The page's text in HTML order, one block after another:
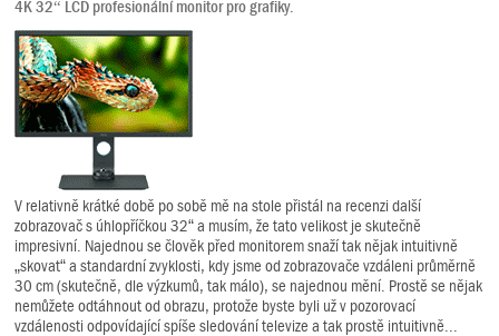
4K 32“ LCD profesionální monitor pro grafiky.
V relativně krátké době po sobě mě na stole přistál na recenzi další
zobrazovač s úhlopříčkou 32“ a musím, že tato velikost je skutečně
impresivní. Najednou se člověk před monitorem snaží tak nějak intuitivně
„skovat“ a standardní zvyklosti, kdy jsme od zobrazovače vzdáleni průměrně
30 cm (skutečně, dle výzkumů, tak málo), se najednou mění. Prostě se nějak
nemůžete odtáhnout od obrazu, protože byste byli už v pozorovací
vzdálenosti odpovídající spíše sledování televize a tak prostě intuitivně...